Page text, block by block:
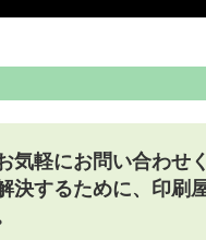
気軽にお問い合わせ
決するために、印刷